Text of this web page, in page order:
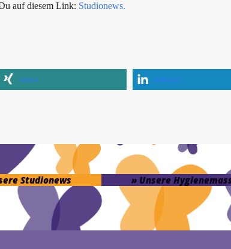
auf diesem Link: Studionews.
teilen mitteilen
Studionews » Unsere